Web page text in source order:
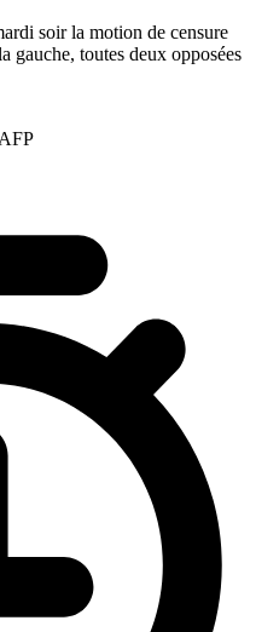
soir la motion de censure
gauche, toutes deux opposées